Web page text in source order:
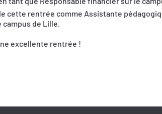
cette rentrée comme Assistante
de Lille.
excellente rentrée !